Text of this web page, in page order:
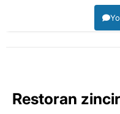
Restoran